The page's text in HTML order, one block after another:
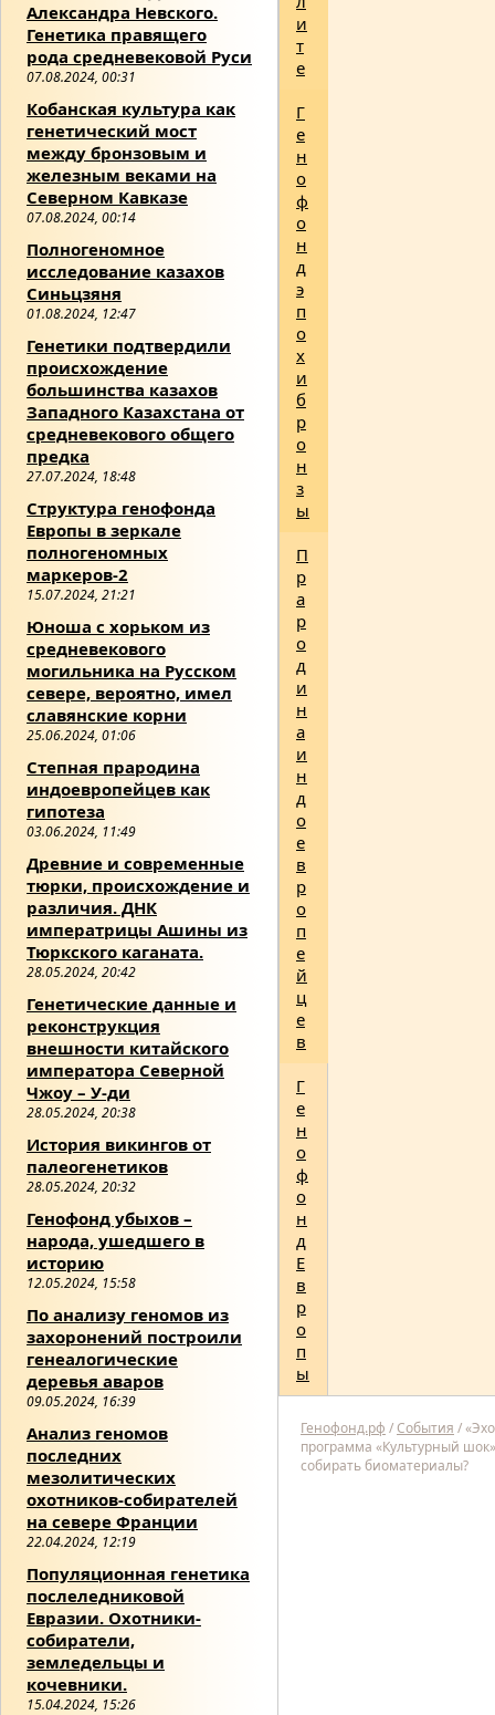
Александра Невского.
Генетика правящего
рода средневековой Руси
07.08.2024, 00:31
Кобанская культура как
генетический мост
между бронзовым и
железным веками на
Северном Кавказе
07.08.2024, 00:14
Полногеномное
исследование казахов
Синьцзяня
01.08.2024, 12:47
Генетики подтвердили
происхождение
большинства казахов
Западного Казахстана от
средневекового общего
предка
27.07.2024, 18:48
Структура генофонда
Европы в зеркале
полногеномных
маркеров-2
15.07.2024, 21:21
Юноша с хорьком из
средневекового
могильника на Русском
севере, вероятно, имел
славянские корни
25.06.2024, 01:06
Степная прародина
индоевропейцев как
гипотеза
03.06.2024, 11:49
Древние и современные
тюрки, происхождение и
различия. ДНК
императрицы Ашины из
Тюркского каганата.
28.05.2024, 20:42
Генетические данные и
реконструкция
внешности китайского
императора Северной
Чжоу – У-ди
28.05.2024, 20:38
История викингов от
палеогенетиков
28.05.2024, 20:32
Генофонд убыхов –
народа, ушедшего в
историю
12.05.2024, 15:58
По анализу геномов из
захоронений построили
генеалогические
деревья аваров
09.05.2024, 16:39
Анализ геномов
последних
мезолитических
охотников-собирателей
на севере Франции
22.04.2024, 12:19
Популяционная генетика
послеледниковой
Евразии. Охотники-
собиратели,
земледельцы и
кочевники.
15.04.2024, 15:26
и
т
е
Г
е
н
о
ф
о
н
д
э
п
о
х
и
б
р
о
н
з
ы
П
р
а
р
о
д
и
н
а
и
н
д
о
е
в
р
о
п
е
й
ц
е
в
Г
е
н
о
ф
о
н
д
Е
в
р
о
п
ы
Генофонд.рф /События /
программа «Культурный
собирать биоматериалы?